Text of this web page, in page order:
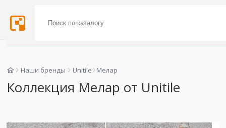
Наши бренды Unitile Мелар
Коллекция Мелар от Unitile